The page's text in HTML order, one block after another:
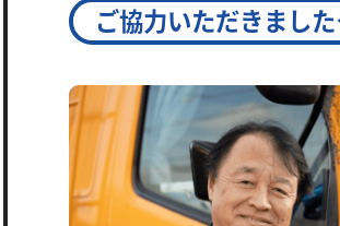
ご協力いただきました